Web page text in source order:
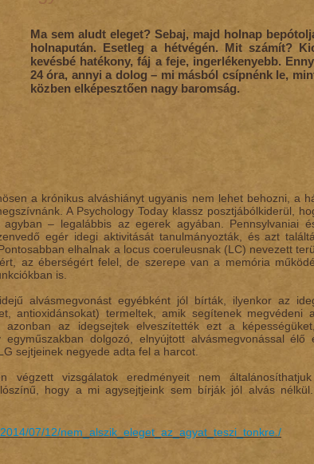
07/12/nem_alszik_eleget_az_agyat_teszi_tonkre./
a krónikus alváshiányt ugyanis nem lehet behozni, a
A Psychology Today klassz posztjábólkiderül,
– legalábbis az egerek agyában. Pennsylvaniai
egér idegi aktivitását tanulmányozták, és azt
elhalnak a locus coeruleusnak (LC) nevezett
az éberségért felel, de szerepe van a memória
is.
alvásmegvonást egyébként jól bírták, ilyenkor az
antioxidánsokat) termeltek, amik segítenek
azonban az idegsejtek elveszítették ezt a
dolgozó, elnyújtott alvásmegvonással élő
sejtjeinek negyede adta fel a harcot.
végzett vizsgálatok eredményeit nem
hogy a mi agysejtjeink sem bírják jól alvás
Ma sem aludt eleget? Sebaj, majd holnap
holnapután. Esetleg a hétvégén. Mit számít?
kevésbé hatékony, fáj a feje, ingerlékenyebb.
24 óra, annyi a dolog – mi másból csípnénk le,
közben elképesztően nagy baromság.